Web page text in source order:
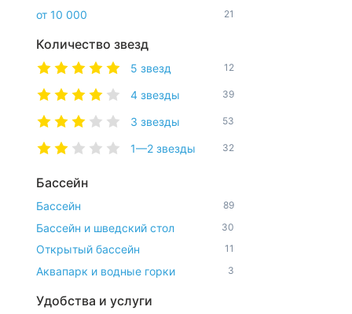
от 10 000 21
Количество звезд
5 звезд 12
4 звезды 39
3 звезды 53
1—2 звезды 32
Бассейн
Бассейн 89
Бассейн и шведский стол 30
Открытый бассейн 11
Аквапарк и водные горки 3
Удобства и услуги